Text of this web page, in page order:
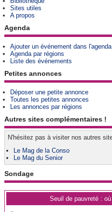
Sites utiles
A propos
Agenda
Ajouter un événement dans l'agenda
Agenda par régions
Liste des événements
Petites annonces
Déposer une petite annonce
Toutes les petites annonces
Les annonces par régions
Autres sites complémentaires !
N'hésitez pas à visiter nos autres
Le Mag de la Conso
Le Mag du Senior
Sondage
Seuil de pauvreté :